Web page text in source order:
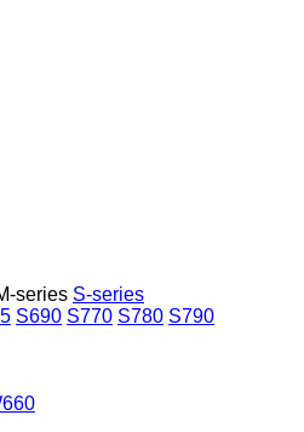
series S-series
S690 S770 S780 S790